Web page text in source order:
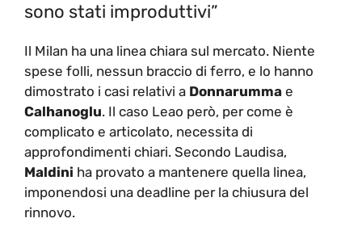
sono stati improduttivi”
Il Milan ha una linea chiara sul mercato. Niente
spese folli, nessun braccio di ferro, e lo hanno
dimostrato i casi relativi a Donnarumma e
Calhanoglu. Il caso Leao però, per come è
complicato e articolato, necessita di
approfondimenti chiari. Secondo Laudisa,
Maldini ha provato a mantenere quella linea,
imponendosi una deadline per la chiusura del
rinnovo.